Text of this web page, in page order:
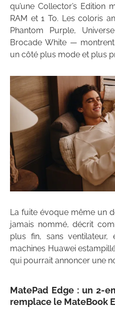
qu’une Collector’s Edition
RAM et 1 To. Les coloris
Phantom Purple,
Brocade White —
un côté plus mode et plus
La fuite évoque même un
jamais nommé, décrit
plus fin, sans
machines Huawei
qui pourrait annoncer une
MatePad Edge : un 2-
remplace le MateBook E